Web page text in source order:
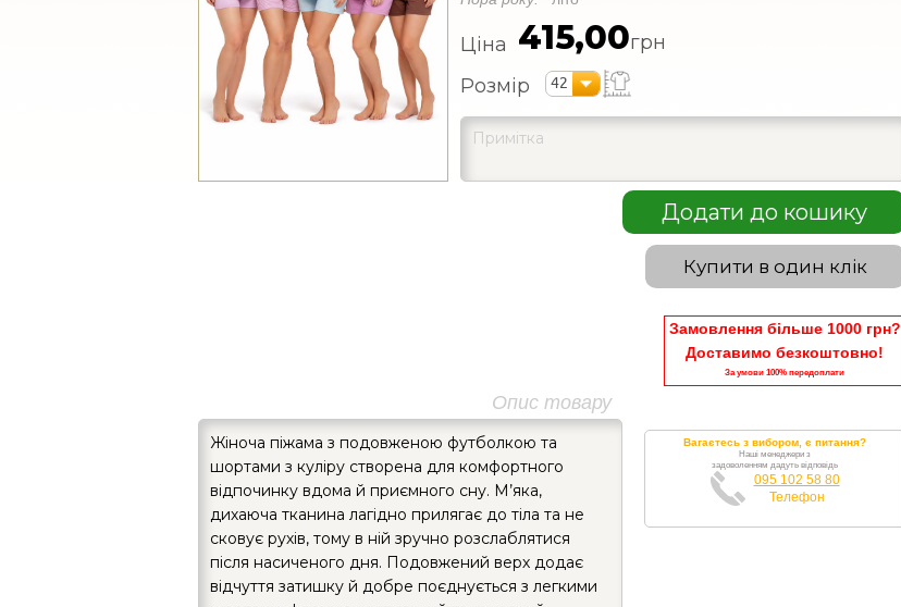
Ціна 415,00грн
Розмір
42
Додати до кошику
Купити в один клік
Замовлення більше 1000 грн?
Доставимо безкоштовно!
За умови 100% передоплати
Опис товару
Жіноча піжама з подовженою футболкою та
шортами з куліру створена для комфортного
відпочинку вдома й приємного сну. М’яка,
дихаюча тканина лагідно прилягає до тіла та не
сковує рухів, тому в ній зручно розслаблятися
після насиченого дня. Подовжений верх додає
відчуття затишку й добре поєднується з легкими
Вагаєтесь з вибором, є питання?
Наші менеджери з
задоволенням дадуть відповідь
095 102 58 80
Телефон